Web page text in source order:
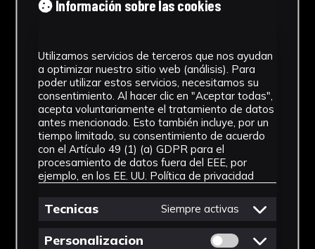
Información sobre las cookies
Utilizamos servicios de terceros que nos ayudan
a optimizar nuestro sitio web (análisis). Para
poder utilizar estos servicios, necesitamos su
consentimiento. Al hacer clic en "Aceptar todas",
acepta voluntariamente el tratamiento de datos
antes mencionado. Esto también incluye, por un
tiempo limitado, su consentimiento de acuerdo
con el Artículo 49 (1) (a) GDPR para el
procesamiento de datos fuera del EEE, por
ejemplo, en los EE. UU. Política de privacidad
Tecnicas Siempre activas
Personalizacion Permitir cookies